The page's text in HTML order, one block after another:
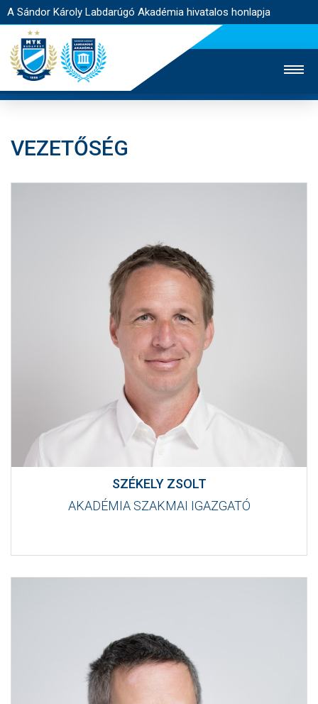
A Sándor Károly Labdarúgó Akadémia hivatalos honlapja
NYITÓLAP
HÍREK
AKADÉMIA
CSAPATOK
MÉRKŐZÉSEK
GALÉRIA
JELENTKEZÉS
SZURKOLÓI ÉLMÉNYEK
VEZETŐSÉG
VEZETŐSÉG
SZÉKELY ZSOLT
AKADÉMIA SZAKMAI IGAZGATÓ